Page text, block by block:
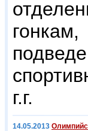
г.г.
14.05.2013